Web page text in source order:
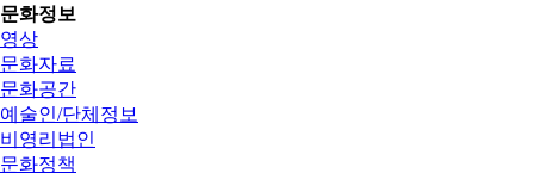
문화정보
영상
문화자료
문화공간
예술인/단체정보
비영리법인
문화정책